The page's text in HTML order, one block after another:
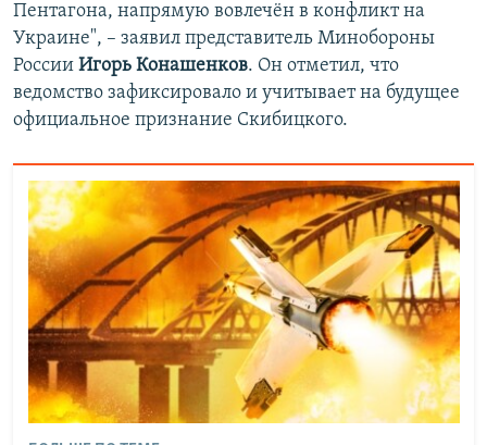
Пентагона, напрямую вовлечён в конфликт на
Украине", – заявил представитель Минобороны
России Игорь Конашенков. Он отметил, что
ведомство зафиксировало и учитывает на будущее
официальное признание Скибицкого.